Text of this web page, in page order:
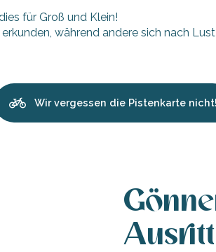
für Groß und Klein!
während andere sich nach
Wir vergessen die Pistenkarte nicht!